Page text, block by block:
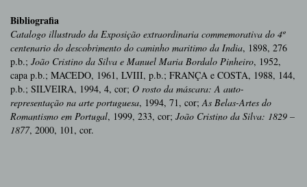
Bibliografia
Catalogo illustrado da Exposição extraordinaria commemorativa do 4º
centenario do descobrimento do caminho maritimo da India, 1898, 276
p.b.; João Cristino da Silva e Manuel Maria Bordalo Pinheiro, 1952,
capa p.b.; MACEDO, 1961, LVIII, p.b.; FRANÇA e COSTA, 1988, 144,
p.b.; SILVEIRA, 1994, 4, cor; O rosto da máscara: A auto-
representação na arte portuguesa, 1994, 71, cor; As Belas-Artes do
Romantismo em Portugal, 1999, 233, cor; João Cristino da Silva: 1829 –
1877, 2000, 101, cor.